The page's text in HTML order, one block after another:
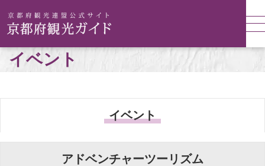
イベント
イベント
アドベンチャーツーリズム